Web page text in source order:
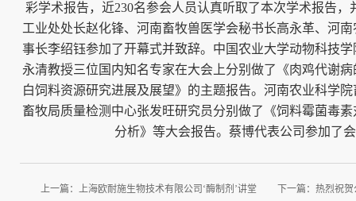
彩学术报告，近230名参会人员认真听取了本次学术报告
工业处处长赵化锋、河南畜牧兽医学会秘书长高永革、河
事长李绍钰参加了开幕式并致辞。中国农业大学动物科技
永清教授三位国内知名专家在大会上分别做了《肉鸡代谢
白饲料资源研究进展及展望》的主题报告。河南农业科学
畜牧局质量检测中心张发旺研究员分别做了《饲料霉菌毒
分析》等大会报告。蔡博代表公司参加了
上一篇： 上海欧耐施生物技术有限公司‘酶制剂’讲堂 下一篇： 热烈祝贺